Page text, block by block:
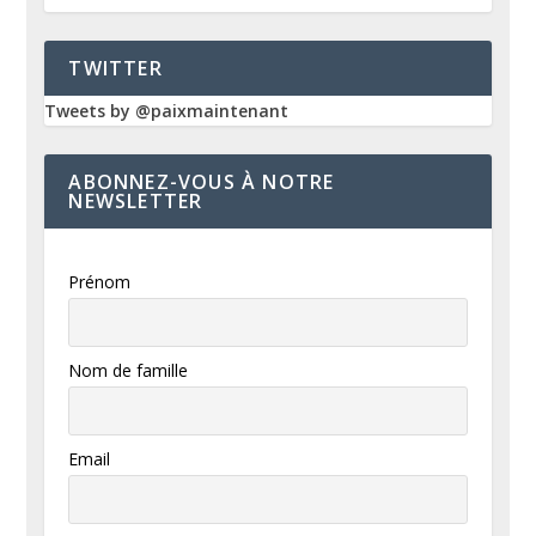
TWITTER
Tweets by @paixmaintenant
ABONNEZ-VOUS À NOTRE
NEWSLETTER
Prénom
Nom de famille
Email